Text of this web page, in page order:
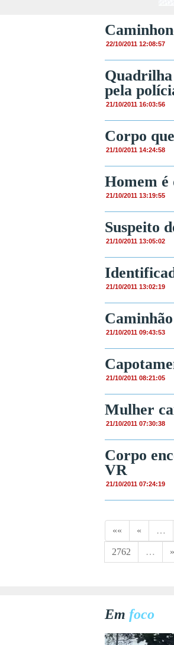
22/10/2011 12:08:57
pela
21/10/2011 16:03:56
Corpo
21/10/2011 14:24:58
Homem
21/10/2011 13:19:55
Suspeito
21/10/2011 13:05:02
21/10/2011 13:02:19
21/10/2011 09:43:53
21/10/2011 08:21:05
Mulher
21/10/2011 07:30:38
Corpo
VR
21/10/2011 07:24:19
«« « …
2762 … »
Em foco